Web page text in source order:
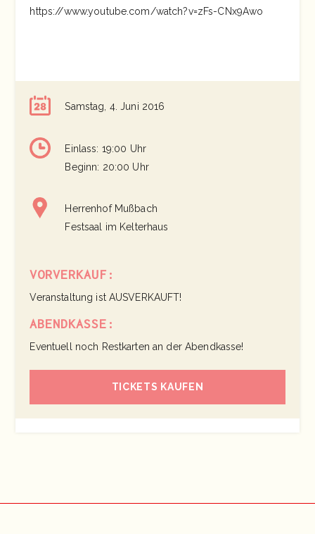
https://www.youtube.com/watch?v=zFs-CNx9Awo
Samstag, 4. Juni 2016
Einlass: 19:00 Uhr
Beginn: 20:00 Uhr
Herrenhof Mußbach
Festsaal im Kelterhaus
VORVERKAUF:
Veranstaltung ist AUSVERKAUFT!
ABENDKASSE:
Eventuell noch Restkarten an der Abendkasse!
TICKETS KAUFEN